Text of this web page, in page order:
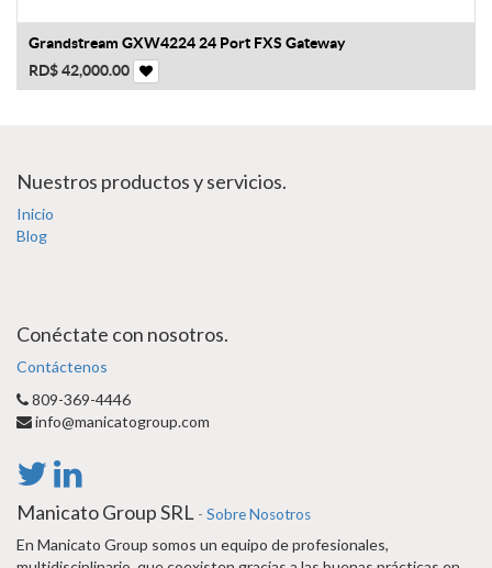
Grandstream GXW4224 24 Port FXS Gateway
RD$42,000.00
Nuestros productos y servicios.
Inicio
Blog
Conéctate con nosotros.
Contáctenos
809-369-4446
info@manicatogroup.com
Manicato Group SRL - Sobre Nosotros
En Manicato Group somos un equipo de profesionales,